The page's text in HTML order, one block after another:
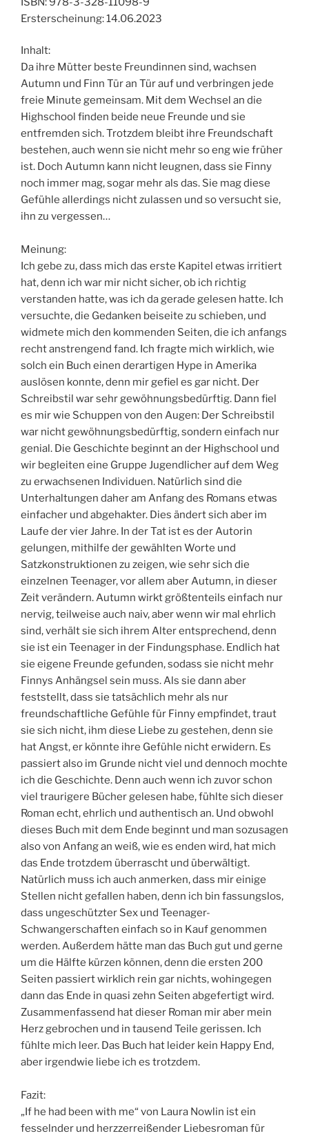
Ersterscheinung: 14.06.2023
Inhalt:
Da ihre Mütter beste Freundinnen sind, wachsen
Autumn und Finn Tür an Tür auf und verbringen jede
freie Minute gemeinsam. Mit dem Wechsel an die
Highschool finden beide neue Freunde und sie
entfremden sich. Trotzdem bleibt ihre Freundschaft
bestehen, auch wenn sie nicht mehr so eng wie früher
ist. Doch Autumn kann nicht leugnen, dass sie Finny
noch immer mag, sogar mehr als das. Sie mag diese
Gefühle allerdings nicht zulassen und so versucht sie,
ihn zu vergessen…
Meinung:
Ich gebe zu, dass mich das erste Kapitel etwas irritiert
hat, denn ich war mir nicht sicher, ob ich richtig
verstanden hatte, was ich da gerade gelesen hatte. Ich
versuchte, die Gedanken beiseite zu schieben, und
widmete mich den kommenden Seiten, die ich anfangs
recht anstrengend fand. Ich fragte mich wirklich, wie
solch ein Buch einen derartigen Hype in Amerika
auslösen konnte, denn mir gefiel es gar nicht. Der
Schreibstil war sehr gewöhnungsbedürftig. Dann fiel
es mir wie Schuppen von den Augen: Der Schreibstil
war nicht gewöhnungsbedürftig, sondern einfach nur
genial. Die Geschichte beginnt an der Highschool und
wir begleiten eine Gruppe Jugendlicher auf dem Weg
zu erwachsenen Individuen. Natürlich sind die
Unterhaltungen daher am Anfang des Romans etwas
einfacher und abgehakter. Dies ändert sich aber im
Laufe der vier Jahre. In der Tat ist es der Autorin
gelungen, mithilfe der gewählten Worte und
Satzkonstruktionen zu zeigen, wie sehr sich die
einzelnen Teenager, vor allem aber Autumn, in dieser
Zeit verändern. Autumn wirkt größtenteils einfach nur
nervig, teilweise auch naiv, aber wenn wir mal ehrlich
sind, verhält sie sich ihrem Alter entsprechend, denn
sie ist ein Teenager in der Findungsphase. Endlich hat
sie eigene Freunde gefunden, sodass sie nicht mehr
Finnys Anhängsel sein muss. Als sie dann aber
feststellt, dass sie tatsächlich mehr als nur
freundschaftliche Gefühle für Finny empfindet, traut
sie sich nicht, ihm diese Liebe zu gestehen, denn sie
hat Angst, er könnte ihre Gefühle nicht erwidern. Es
passiert also im Grunde nicht viel und dennoch mochte
ich die Geschichte. Denn auch wenn ich zuvor schon
viel traurigere Bücher gelesen habe, fühlte sich dieser
Roman echt, ehrlich und authentisch an. Und obwohl
dieses Buch mit dem Ende beginnt und man sozusagen
also von Anfang an weiß, wie es enden wird, hat mich
das Ende trotzdem überrascht und überwältigt.
Natürlich muss ich auch anmerken, dass mir einige
Stellen nicht gefallen haben, denn ich bin fassungslos,
dass ungeschützter Sex und Teenager-
Schwangerschaften einfach so in Kauf genommen
werden. Außerdem hätte man das Buch gut und gerne
um die Hälfte kürzen können, denn die ersten 200
Seiten passiert wirklich rein gar nichts, wohingegen
dann das Ende in quasi zehn Seiten abgefertigt wird.
Zusammenfassend hat dieser Roman mir aber mein
Herz gebrochen und in tausend Teile gerissen. Ich
fühlte mich leer. Das Buch hat leider kein Happy End,
aber irgendwie liebe ich es trotzdem.
Fazit:
„If he had been with me“ von Laura Nowlin ist ein
fesselnder und herzzerreißender Liebesroman für